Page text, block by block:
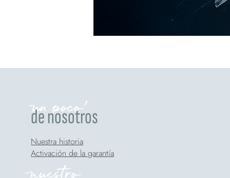
un poco'
de nosotros
Nuestra historia
Activación de la garantía
nuestro